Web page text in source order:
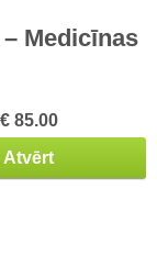
Medicīnas
€ 85.00
Atvērt